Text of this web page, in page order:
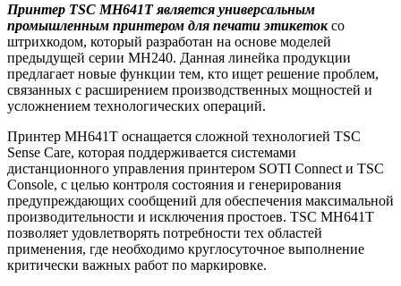
Принтер TSC MH641T являeтся универсальным
промышленным принтером для печати этикетоксо
штрихкодом, который разработан на основе моделей
предыдущей серии MH240. Данная линейка продукции
предлагает новые функции тем, кто ищет решение проблем,
связанных с расширением производственных мощностей и
усложнением технологических операций.
Принтер MH641T оснащается сложной технологией TSC
Sense Care, которая поддерживается системами
дистанционного управления принтером SOTI Connect и TSC
Console, с целью контроля состояния и генерирования
предупреждающих сообщений для обеспечения максимальной
производительности и исключения простоев. TSC MH641T
позволяет удовлетворять потребности тех областей
применения, где необходимо круглосуточное выполнение
критически важных работ по маркировке.